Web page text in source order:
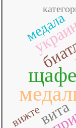
вита
медала
вижте